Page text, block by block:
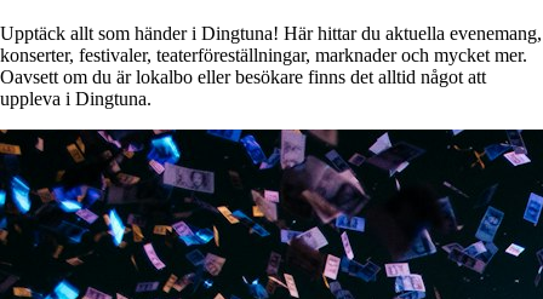
Upptäck allt som händer i Dingtuna! Här hittar du aktuella evenemang,
konserter, festivaler, teaterföreställningar, marknader och mycket mer.
Oavsett om du är lokalbo eller besökare finns det alltid något att
uppleva i Dingtuna.